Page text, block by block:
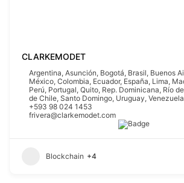
CLARKEMODET
Argentina, Asunción, Bogotá, Brasil, Buenos
México, Colombia, Ecuador, España, Lima,
Perú, Portugal, Quito, Rep. Dominicana, Río
de Chile, Santo Domingo, Uruguay, Venezuela
+593 98 024 1453
frivera@clarkemodet.com
Blockchain +4